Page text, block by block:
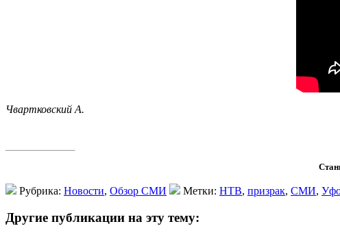
Чвартковский А.
Рубрика: Новости, Обзор СМИ Метки: НТВ, призрак, СМИ,
Другие публикации на эту тему: